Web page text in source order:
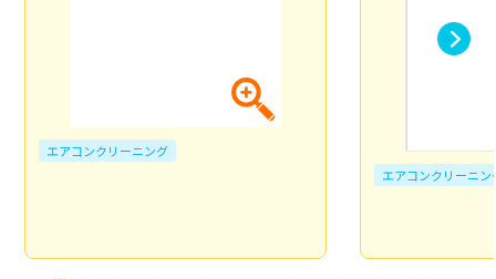
エアコンクリーニング
エアコンクリーニン